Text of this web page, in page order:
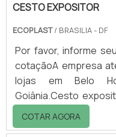
CESTO EXPOSITOR
ECOPLAST/ BRASILIA - DF
Por favor, informe
cotaçãoA empresa
lojas em Belo
Goiânia.Cesto
cesto plástico telado
para expor
COTAR AGORA